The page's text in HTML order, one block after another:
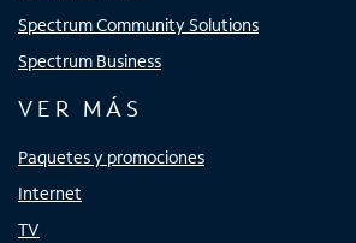
Spectrum Community Solutions
Spectrum Business
VER MÁS
Paquetes y promociones
Internet
TV